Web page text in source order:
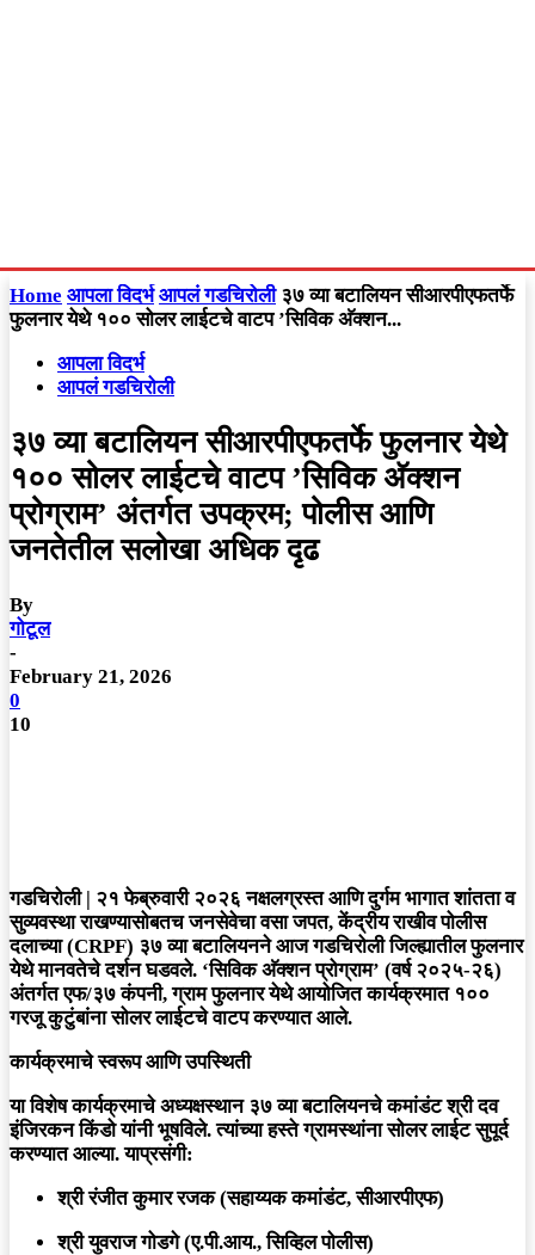
Home आपला विदर्भ आपलं गडचिरोली ३७ व्या बटालियन सीआरपीएफतर्फे
फुलनार येथे १०० सोलर लाईटचे वाटप ​’सिविक अ‍ॅक्शन...
आपला विदर्भ
आपलं गडचिरोली
३७ व्या बटालियन सीआरपीएफतर्फे फुलनार येथे
१०० सोलर लाईटचे वाटप ​’सिविक अ‍ॅक्शन
प्रोग्राम’ अंतर्गत उपक्रम; पोलीस आणि
जनतेतील सलोखा अधिक दृढ
By
गोटूल
-
February 21, 2026
0
10
गडचिरोली | २१ फेब्रुवारी २०२६ नक्षलग्रस्त आणि दुर्गम भागात शांतता व
सुव्यवस्था राखण्यासोबतच जनसेवेचा वसा जपत, केंद्रीय राखीव पोलीस
दलाच्या (CRPF) ३७ व्या बटालियनने आज गडचिरोली जिल्ह्यातील फुलनार
येथे मानवतेचे दर्शन घडवले. ‘सिविक अ‍ॅक्शन प्रोग्राम’ (वर्ष २०२५-२६)
अंतर्गत एफ/३७ कंपनी, ग्राम फुलनार येथे आयोजित कार्यक्रमात १००
गरजू कुटुंबांना सोलर लाईटचे वाटप करण्यात आले.
कार्यक्रमाचे स्वरूप आणि उपस्थिती
​या विशेष कार्यक्रमाचे अध्यक्षस्थान ३७ व्या बटालियनचेकमांडंट श्री दव
इंजिरकन किंडोयांनी भूषविले. त्यांच्या हस्ते ग्रामस्थांना सोलर लाईट सुपूर्द
करण्यात आल्या. याप्रसंगी:
श्री रंजीत कुमार रजक(सहाय्यक कमांडंट, सीआरपीएफ)
श्री युवराज गोडगे(ए.पी.आय., सिव्हिल पोलीस)